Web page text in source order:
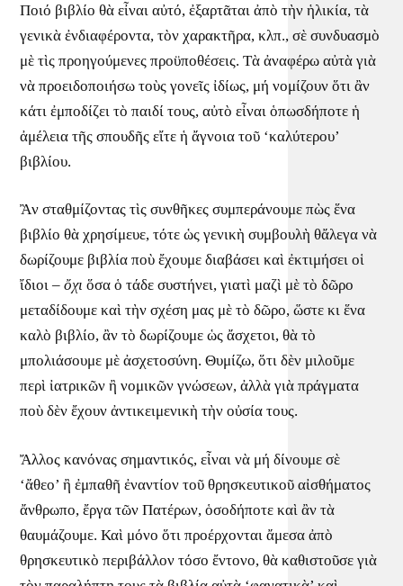
Ποιό βιβλίο θὰ εἶναι αὐτό, ἐξαρτᾶται ἀπὸ τὴν ἡλικία, τὰ
γενικὰ ἐνδιαφέροντα, τὸν χαρακτῆρα, κλπ., σὲ συνδυασμὸ
μὲ τὶς προηγούμενες προϋποθέσεις. Τὰ ἀναφέρω αὐτὰ γιὰ
νὰ προειδοποιήσω τοὺς γονεῖς ἰδίως, μή νομίζουν ὅτι ἂν
κάτι ἐμποδίζει τὸ παιδί τους, αὐτὸ εἶναι ὁπωσδήποτε ἡ
ἀμέλεια τῆς σπουδῆς εἴτε ἡ ἄγνοια τοῦ ‘καλύτερου’
βιβλίου.
Ἂν σταθμίζοντας τὶς συνθῆκες συμπεράνουμε πὼς ἕνα
βιβλίο θὰ χρησίμευε, τότε ὡς γενικὴ συμβουλὴ θἄλεγα νὰ
δωρίζουμε βιβλία ποὺ ἔχουμε διαβάσει καὶ ἐκτιμήσει οἱ
ἴδιοι –ὄχι ὅσα ὁ τάδε συστήνει, γιατὶ μαζὶ μὲ τὸ δῶρο
μεταδίδουμε καὶ τὴν σχέση μας μὲ τὸ δῶρο, ὥστε κι ἕνα
καλὸ βιβλίο, ἂν τὸ δωρίζουμε ὡς ἄσχετοι, θὰ τὸ
μπολιάσουμε μὲ ἀσχετοσύνη. Θυμίζω, ὅτι δὲν μιλοῦμε
περὶ ἰατρικῶν ἢ νομικῶν γνώσεων, ἀλλὰ γιὰ πράγματα
ποὺ δὲν ἔχουν ἀντικειμενικὴ τὴν οὐσία τους.
Ἄλλος κανόνας σημαντικός, εἶναι νὰ μή δίνουμε σὲ
‘ἄθεο’ ἢ ἐμπαθῆ ἐναντίον τοῦ θρησκευτικοῦ αἰσθήματος
ἄνθρωπο, ἔργα τῶν Πατέρων, ὁσοδήποτε καὶ ἂν τὰ
θαυμάζουμε. Καὶ μόνο ὅτι προέρχονται ἄμεσα ἀπὸ
θρησκευτικὸ περιβάλλον τόσο ἔντονο, θὰ καθιστοῦσε γιὰ